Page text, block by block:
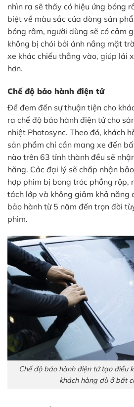
nhìn ra sẽ thấy có hiệu ứng bóng
biệt về màu sắc của dòng sản
bóng râm, người dùng sẽ có cảm
không bị chói bởi ánh nắng mặt
xe khác chiếu thẳng vào, giúp lái
hơn.
Chế độ bảo hành điện tử
Để đem đến sự thuận tiện cho
ra chế độ bảo hành điện tử cho
nhiệt Photosync. Theo đó, khách
sản phẩm chỉ cần mang xe đến
nào trên 63 tỉnh thành đều sẽ
hãng. Các đại lý sẽ chấp nhận
hợp phim bị bong tróc phồng rộp,
tách lớp và không giảm khả năng
bảo hành từ 5 năm đến trọn đời
phim.
Chế độ bảo hành điện tử tạo điều
khách hàng dù ở bất